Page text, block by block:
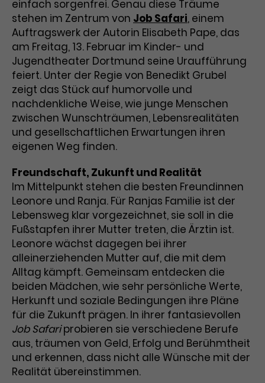
Benutzer*in wiedererkannt werden,
und es wird Zugang zu
geschützten Bereichen gewährt.
Name cookie_optin
Anbieter TYPO3
Laufzeit 1 Monat
Zweck
Optin-Einstellungen.
Laufzeit 2 Jahre
Zweck
Dieses Cookie wird von Google
Analytics installiert. Das Cookie
wird verwendet, um
Besucher*innen-, Sitzungs- und
Kampagnendaten zu berechnen
und die Nutzung der Website für
den Analysebericht der Website zu
verfolgen. Die Cookies speichern
Informationen anonym und weisen
eine zufallsgenerierte Nummer zu,
um Besuche zu erkennen.
Name _gid
Anbieter Google Analytics
Laufzeit 1 Tag
Dieses Cookie wird von Google
Analytics installiert. Das Cookie
wird verwendet, um Informationen
darüber zu speichern, wie
Besucher*innen eine Website
nutzen, und hilft bei der Erstellung
Marketing
Diese Gruppe beinhaltet alle Scripte, die es uns
ermöglichen die Leistung unserer
Werbekampagnen zu analysieren und
Conversions zu messen. Außerdem helfen sie
uns dabei Werbeanzeigen und Inhalte besser auf
die Interessen unserer Nutzer abzustimmen.
Name
_gcl_au
Anbieter Google Ads
Laufzeit 3 Monate
Zweck
Wird von Google verwendet, um
die Effizienz von Werbeanzeigen zu
messen und Conversions zu
speichern. Dieses Cookie hilft dabei
nachzuvollziehen, ob Nutzer über
Google-Anzeigen auf unsere
Website gelangt sind.
Name _gcl_aw
Anbieter Google Ads
Laufzeit 3 Monate
Cookie-Informationen
einfach sorgenfrei. Genau diese Träume
stehen im Zentrum von Job Safari, einem
Auftragswerk der Autorin Elisabeth Pape, das
am Freitag, 13. Februar im Kinder- und
Jugendtheater Dortmund seine Uraufführung
feiert. Unter der Regie von Benedikt Grubel
zeigt das Stück auf humorvolle und
nachdenkliche Weise, wie junge Menschen
zwischen Wunschträumen, Lebensrealitäten
und gesellschaftlichen Erwartungen ihren
eigenen Weg finden.
Freundschaft, Zukunft und Realität
Im Mittelpunkt stehen die besten Freundinnen
Leonore und Ranja. Für Ranjas Familie ist der
Lebensweg klar vorgezeichnet, sie soll in die
Fußstapfen ihrer Mutter treten, die Ärztin ist.
Leonore wächst dagegen bei ihrer
alleinerziehenden Mutter auf, die mit dem
Alltag kämpft. Gemeinsam entdecken die
beiden Mädchen, wie sehr persönliche Werte,
Herkunft und soziale Bedingungen ihre Pläne
für die Zukunft prägen. In ihrer fantasievollen
Job Safariprobieren sie verschiedene Berufe
aus, träumen von Geld, Erfolg und Berühmtheit
und erkennen, dass nicht alle Wünsche mit der
Realität übereinstimmen.